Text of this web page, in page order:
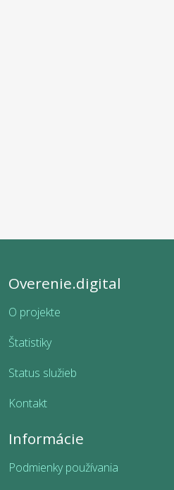
Overenie.digital
O projekte
Štatistiky
Status služieb
Kontakt
Informácie
Podmienky používania